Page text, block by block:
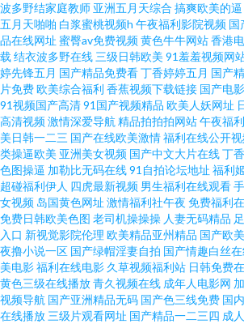
页欧美 少妇三级 男人午夜天堂影院 黄色录像一区
WwW 91刺激链接 黑久久成人av 天堂在线中文 欧
草草草 国产人妻heyzo 黄色仓库成人 亚洲偷牌自拍
色 色色野狼综合国产色播 在线日韩专区三级 伊人久
深爱 99九九99九九 日韩草b在线观看 91九色视频
久停停 成人在线天堂在线观看 成人日比影视 91豆
无码精品A片一区二区 青岛少妇扣逼 精品视频 国产
视频 91黄片大全 黑丝性爱在线观看 亚洲久九操在
波多野结家庭教师 亚洲五月天综合 搞爽欧美的逼
五月天啪啪 白浆蜜桃视频h 午夜福利影院视频 国
品在线网址 蜜臀av免费视频黄色牛牛网站香港
载 结衣波多野在线 三级日韩欧美 91羞羞视频网
婷先锋五月 国产精品免费看丁香婷婷五月 国产
片免费欧美综合福利 香蕉视频下载链接 国产电
91视频国产高清91国产视频精品 欧美人妖网址
高清视频激情深爱导航 精品拍拍拍网站午夜福
美日韩一二三 国产在线欧美激情福利在线公开
类操逼欧美 亚洲美女视频 国产中文大片在线丁
色图操逼 加勒比无码在线91自拍论坛地址 福利
超碰福利伊人 四虎最新视频 男生福利在线观看
女视频 岛国黄色网址 激情福利社午夜 免费福利
免费日韩欧美色图 老司机操操操 人妻无码精品
入口 新视觉影院伦理 欧美精品亚州精品 国产欧
夜撸小说一区 国产绿帽淫妻自拍 国产情趣白丝
美电影福利在线电影 久草视频福利站 日韩免费
黄色三级在线播放青久视频在线 成年人电影网
视频导航 国产亚洲精品无码 国产色三线免费 国
在线播放 三级片观看网址 国产精品一二三四 成